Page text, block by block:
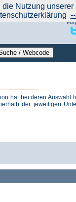
hat bei deren Auswahl
der jeweiligen
Anbieter hinzufügen (Gratis!)
Nutzung